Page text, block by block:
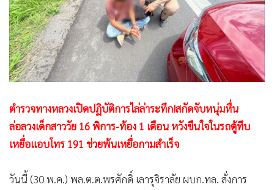
• สังคม-โซเชียล
ตำรวจทางหลวงเปิดปฏิบัติการไล่ล่าระทึก!สกัดจับหนุ่มหื่น
ล่อลวงเด็กสาววัย 16 พิการ-ท้อง 1 เดือน หวังขืนใจในรถตู้ทึบ
เหยื่อแอบโทร 191 ช่วยพ้นเหยื่อกามสำเร็จ
​วันนี้ (30 พ.ค.) พล.ต.ต.พรศักดิ์ เลารุจิราลัย ผบก.ทล. สั่งการ